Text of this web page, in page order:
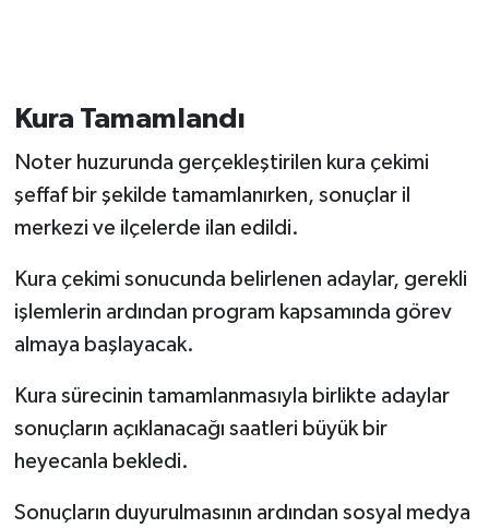
Kura Tamamlandı
Noter huzurunda gerçekleştirilen kura çekimi
şeffaf bir şekilde tamamlanırken, sonuçlar il
merkezi ve ilçelerde ilan edildi.
Kura çekimi sonucunda belirlenen adaylar, gerekli
işlemlerin ardından program kapsamında görev
almaya başlayacak.
Kura sürecinin tamamlanmasıyla birlikte adaylar
sonuçların açıklanacağı saatleri büyük bir
heyecanla bekledi.
Sonuçların duyurulmasının ardından sosyal medya